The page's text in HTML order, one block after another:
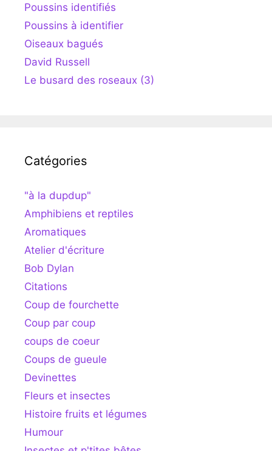
Poussins identifiés
Poussins à identifier
Oiseaux bagués
David Russell
Le busard des roseaux (3)
Catégories
"à la dupdup"
Amphibiens et reptiles
Aromatiques
Atelier d'écriture
Bob Dylan
Citations
Coup de fourchette
Coup par coup
coups de coeur
Coups de gueule
Devinettes
Fleurs et insectes
Histoire fruits et légumes
Humour